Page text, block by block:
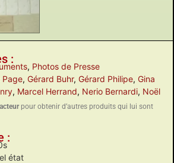
:
, Photos de Presse
Page, Gérard Buhr, Gérard Philipe, Gina
, Marcel Herrand, Nerio Bernardi, Noël
pour obtenir d’autres produits qui lui sont
:
état